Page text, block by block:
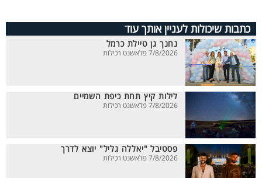
כתבות שיכולות לעניין אותך עוד
נחנך גן טיילת כרמל
7/8/2026 פלאשנט רכילות
לילות קיץ תחת כיפת השמיים
7/8/2026 פלאשנט רכילות
פסטיבל "יאללה גליל" יוצא לדרך
7/8/2026 פלאשנט רכילות